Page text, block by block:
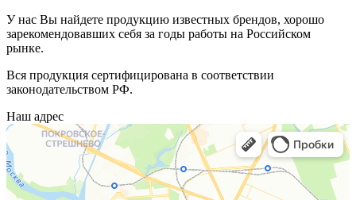
У нас Вы найдете продукцию известных брендов, хорошо
зарекомендовавших себя за годы работы на Российском
рынке.
Вся продукция сертифицирована в соответствии
законодательством РФ.
Наш адрес